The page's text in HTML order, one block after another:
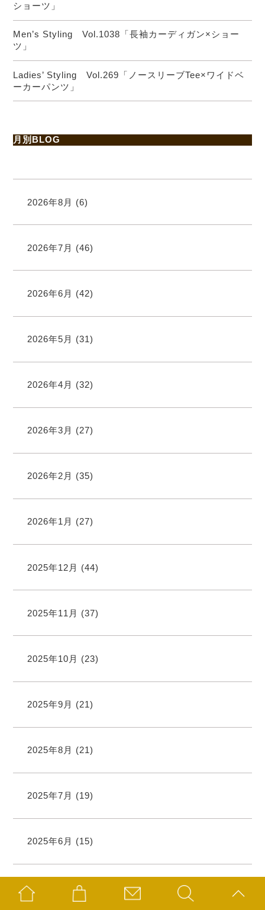
ショーツ」
Men’s Styling Vol.1038「長袖カーディガン×ショー
ツ」
Ladies’ Styling Vol.269「ノースリーブTee×ワイドベ
ーカーパンツ」
月別BLOG
2026年8月 (6)
2026年7月 (46)
2026年6月 (42)
2026年5月 (31)
2026年4月 (32)
2026年3月 (27)
2026年2月 (35)
2026年1月 (27)
2025年12月 (44)
2025年11月 (37)
2025年10月 (23)
2025年9月 (21)
2025年8月 (21)
2025年7月 (19)
2025年6月 (15)
2025年5月(11)